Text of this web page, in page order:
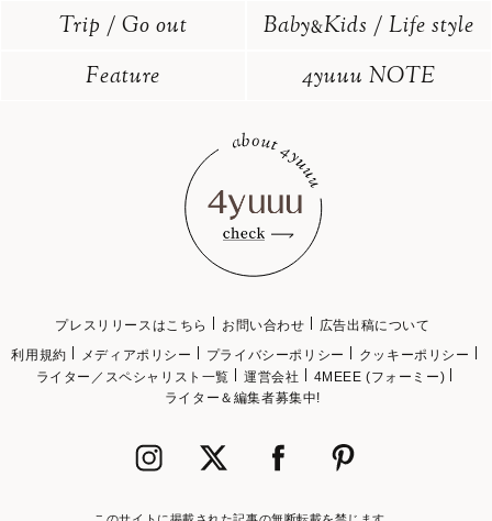
Trip / Go out
Baby&Kids / Life style
Feature
4yuuu NOTE
プレスリリースはこちら お問い合わせ
広告出稿について
利用規約
メディアポリシー プライバシーポリシー
クッキーポリシー
ライター／スペシャリスト一覧
運営会社
4MEEE (フォーミー)
ライター＆編集者募集中!